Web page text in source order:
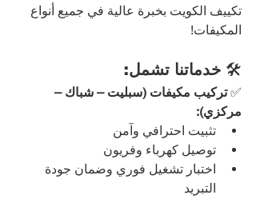
تكييف الكويت بخبرة عالية في جميع أنواع
المكيفات!
🛠️ خدماتنا تشمل:
✅ تركيب مكيفات (سبليت – شباك –
مركزي):
تثبيت احترافي وآمن
توصيل كهرباء وفريون
اختبار تشغيل فوري وضمان جودة
التبريد